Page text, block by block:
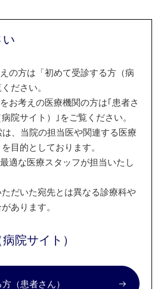
い
の方は「初めて受診する方（病
ださい。
お考えの医療機関の方は｢患者さ
院サイト）｣をご覧ください。
、当院の担当医や関連する医療
目的としております。
適な医療スタッフが担当いたし
だいた宛先とは異なる診療科や
あります。
院サイト）
（患者さん）